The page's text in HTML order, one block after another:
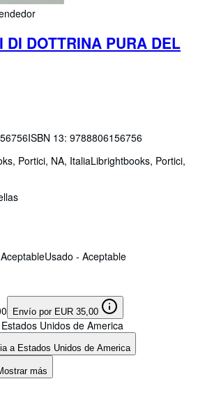
DI DOTTRINA PURA DEL
ISBN 13: 9788806156756
Portici, NA, ItaliaLibrightbooks, Portici,
Usado - Aceptable
Envío por EUR 35,00
Unidos de America
a Estados Unidos de America
más